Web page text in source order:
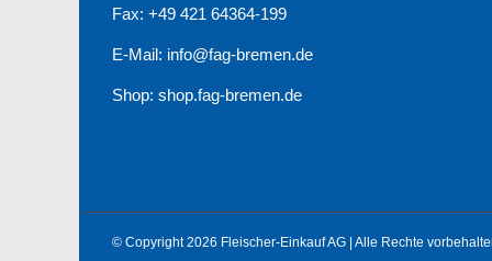
Fax: +49 421 64364-199
E-Mail: info@fag-bremen.de
Shop: shop.fag-bremen.de
© Copyright 2026 Fleischer-Einkauf AG | Alle Rechte